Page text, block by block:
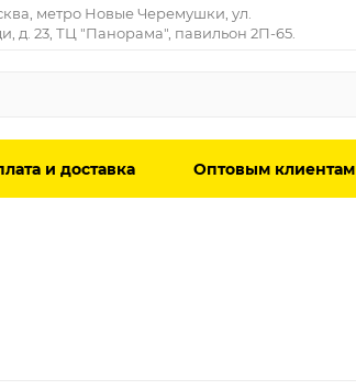
метро Новые Черемушки, ул.
д. 23, ТЦ "Панорама", павильон 2П-65.
и доставка Оптовым клиентам